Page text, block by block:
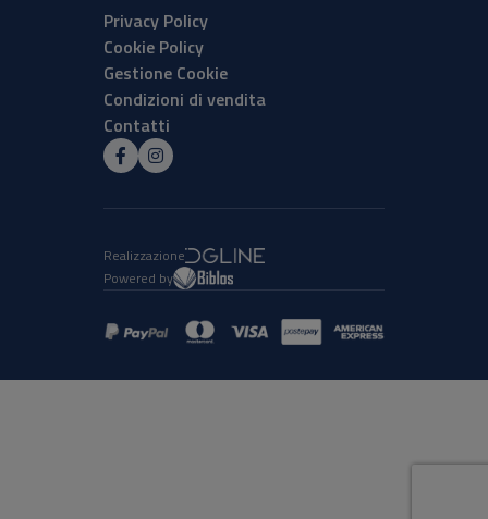
Privacy Policy
Cookie Policy
Gestione Cookie
Condizioni di vendita
Contatti
Realizzazione
Powered by